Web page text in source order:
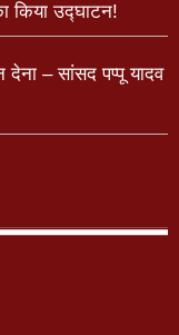
किया उद्घाटन!
देना – सांसद पप्पू यादव